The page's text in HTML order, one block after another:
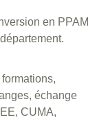
en PPAM
échange
CUMA,